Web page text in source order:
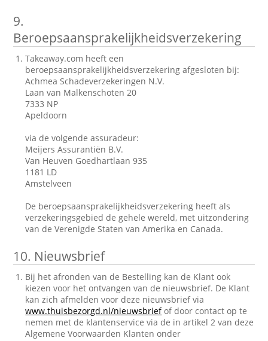
9.
Beroepsaansprakelijkheidsverzekering
Takeaway.com heeft een
beroepsaansprakelijkheidsverzekering afgesloten bij:
Achmea Schadeverzekeringen N.V.
Laan van Malkenschoten 20
7333 NP
Apeldoorn
via de volgende assuradeur:
Meijers Assurantiën B.V.
Van Heuven Goedhartlaan 935
1181 LD
Amstelveen
De beroepsaansprakelijkheidsverzekering heeft als
verzekeringsgebied de gehele wereld, met uitzondering
van de Verenigde Staten van Amerika en Canada.
10. Nieuwsbrief
Bij het afronden van de Bestelling kan de Klant ook
kiezen voor het ontvangen van de nieuwsbrief. De Klant
kan zich afmelden voor deze nieuwsbrief via
www.thuisbezorgd.nl/nieuwsbriefof door contact op te
nemen met de klantenservice via de in artikel 2 van deze
Algemene Voorwaarden Klanten onder